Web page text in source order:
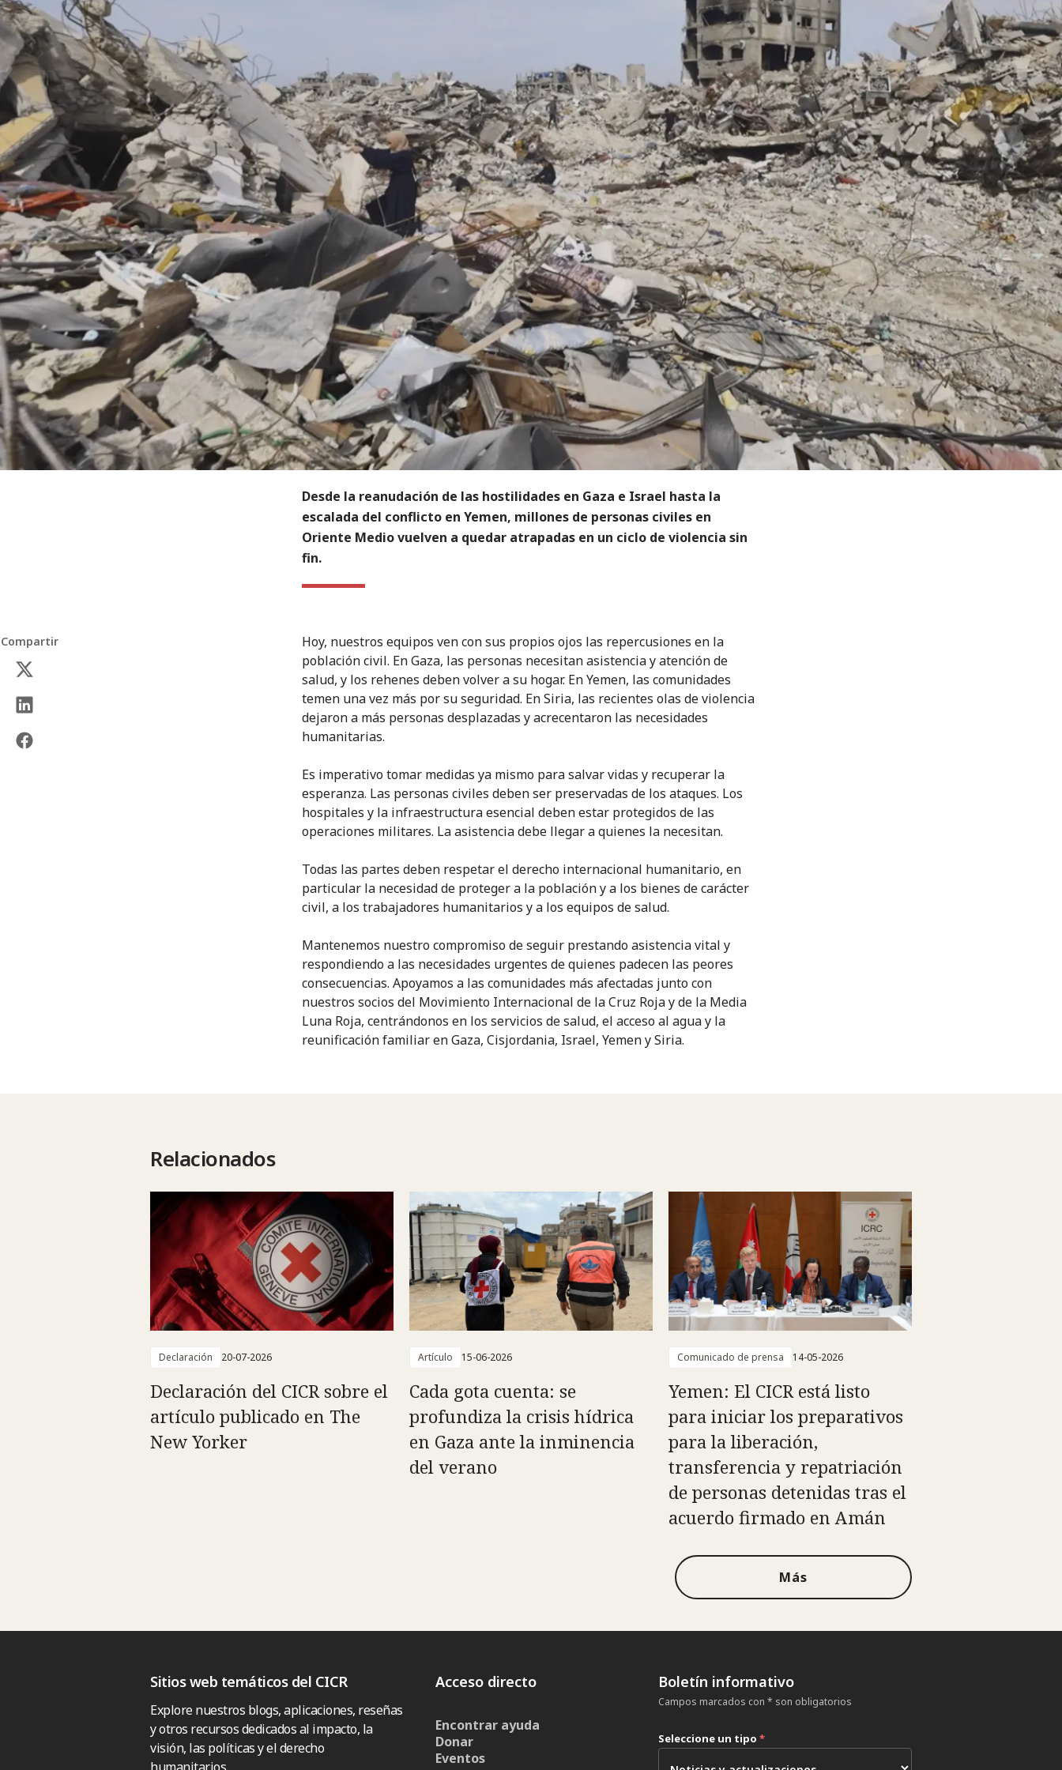
Desde la reanudación de las hostilidades en Gaza e Israel hasta la
escalada del conflicto en Yemen, millones de personas civiles en
Oriente Medio vuelven a quedar atrapadas en un ciclo de violencia sin
fin.
Compartir
Hoy, nuestros equipos ven con sus propios ojos las repercusiones en la
población civil. En Gaza, las personas necesitan asistencia y atención de
salud, y los rehenes deben volver a su hogar. En Yemen, las comunidades
temen una vez más por su seguridad. En Siria, las recientes olas de violencia
dejaron a más personas desplazadas y acrecentaron las necesidades
humanitarias.
Es imperativo tomar medidas ya mismo para salvar vidas y recuperar la
esperanza. Las personas civiles deben ser preservadas de los ataques. Los
hospitales y la infraestructura esencial deben estar protegidos de las
operaciones militares. La asistencia debe llegar a quienes la necesitan.
Todas las partes deben respetar el derecho internacional humanitario, en
particular la necesidad de proteger a la población y a los bienes de carácter
civil, a los trabajadores humanitarios y a los equipos de salud.
Mantenemos nuestro compromiso de seguir prestando asistencia vital y
respondiendo a las necesidades urgentes de quienes padecen las peores
consecuencias. Apoyamos a las comunidades más afectadas junto con
nuestros socios del Movimiento Internacional de la Cruz Roja y de la Media
Luna Roja, centrándonos en los servicios de salud, el acceso al agua y la
reunificación familiar en Gaza, Cisjordania, Israel, Yemen y Siria.
Relacionados
Declaración 20-07-2026
Declaración del CICR sobre el
artículo publicado en The
New Yorker
Artículo 15-06-2026
Cada gota cuenta: se
profundiza la crisis hídrica
en Gaza ante la inminencia
del verano
Comunicado de prensa 14-05-2026
Yemen: El CICR está listo
para iniciar los preparativos
para la liberación,
transferencia y repatriación
de personas detenidas tras el
acuerdo firmado en Amán
Más
Sitios web temáticos del CICR
Explore nuestros blogs, aplicaciones, reseñas
y otros recursos dedicados al impacto, la
visión, las políticas y el derecho
Acceso directo
Encontrar ayuda
Donar
Eventos
Boletín informativo
Campos marcados con * son obligatorios
Seleccione un tipo *